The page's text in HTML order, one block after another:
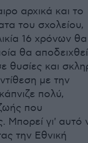
αρχικά και το
του σχολείου,
16 χρόνων θα
θα αποδειχθεί
θυσίες και
με την
πολύ,
που
Μπορεί γι' αυτό
την Εθνική